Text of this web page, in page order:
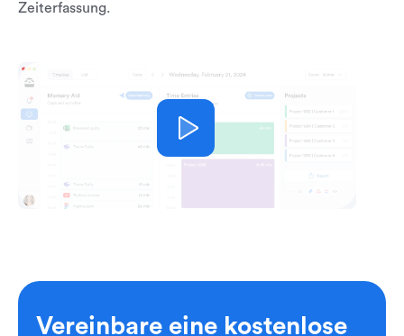
Zeiterfassung.
Vereinbare eine kostenlose